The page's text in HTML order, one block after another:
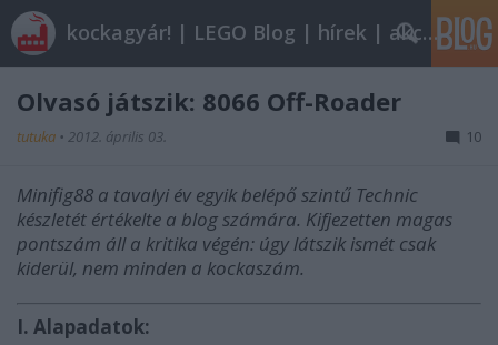
kockagyár! | LEGO Blog | hírek | akciók |
Olvasó játszik: 8066 Off-Roader
tutuka • 2012. április 03. 10
Minifig88 a tavalyi év egyik belépő szintű Technic
készletét értékelte a blog számára. Kifjezetten magas
pontszám áll a kritika végén: úgy látszik ismét csak
kiderül, nem minden a kockaszám.
I. Alapadatok: